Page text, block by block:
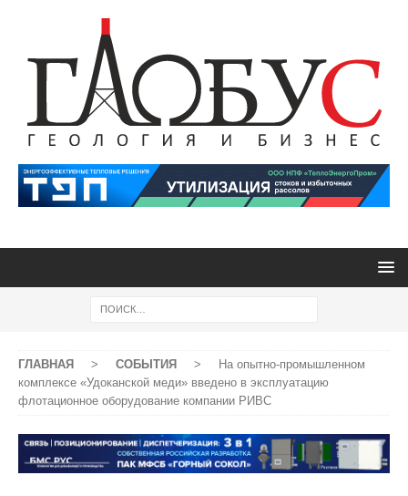
ГЛАВНАЯ > СОБЫТИЯ >
На опытно-промышленном
комплексе «Удоканской меди» введено в эксплуатацию
флотационное оборудование компании РИВС